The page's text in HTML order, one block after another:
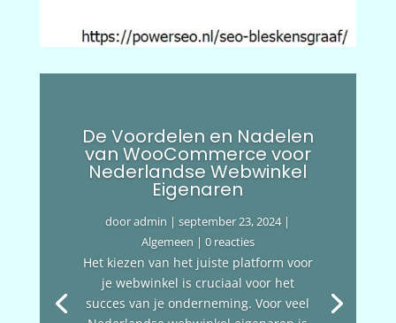
De Voordelen en Nadelen
van WooCommerce voor
Nederlandse Webwinkel
Eigenaren
dooradmin |september 23, 2024|
Algemeen | 0 reacties
Het kiezen van het juiste platform voor
je webwinkel is cruciaal voor het
succes van je onderneming. Voor veel